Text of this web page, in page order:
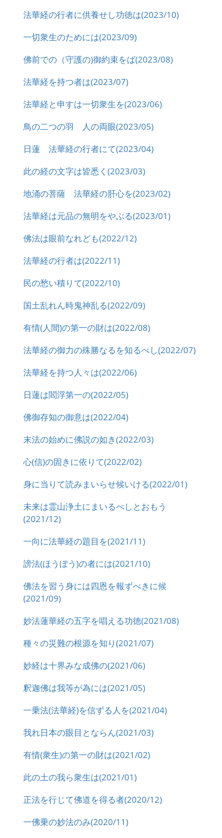
法華経の行者に供養せし功徳は(2023/10)
一切衆生のためには(2023/09)
佛前での（守護の)御約束をば(2023/08)
法華経を持つ者は(2023/07)
法華経と申すは一切衆生を(2023/06)
鳥の二つの羽 人の両眼(2023/05)
日蓮 法華経の行者にて(2023/04)
此の経の文字は皆悉く(2023/03)
地涌の菩薩 法華経の肝心を(2023/02)
法華経は元品の無明をやぶる(2023/01)
佛法は眼前なれども(2022/12)
法華経の行者は(2022/11)
民の愁い積りて(2022/10)
国土乱れん時鬼神乱る(2022/09)
有情(人間)の第一の財は(2022/08)
法華経の御力の殊勝なるを知るべし(2022/07)
法華経を持つ人々は(2022/06)
日蓮は閻浮第一の(2022/05)
佛御存知の御意は(2022/04)
末法の始めに佛説の如き(2022/03)
心(信)の固きに依りて(2022/02)
身に当りて読みまいらせ候いける(2022/01)
未来は霊山浄土にまいるべしとおもう
(2021/12)
一向に法華経の題目を(2021/11)
謗法(ほうぼう)の者には(2021/10)
佛法を習う身には四恩を報ずべきに候
(2021/09)
妙法蓮華経の五字を唱える功徳(2021/08)
種々の災難の根源を知り(2021/07)
妙経は十界みな成佛の(2021/06)
釈迦佛は我等が為には(2021/05)
一乗法(法華経)を信ずる人を(2021/04)
我れ日本の眼目とならん(2021/03)
有情(衆生)の第一の財は(2021/02)
此の土の我ら衆生は(2021/01)
正法を行じて佛道を得る者(2020/12)
一佛乗の妙法のみ(2020/11)